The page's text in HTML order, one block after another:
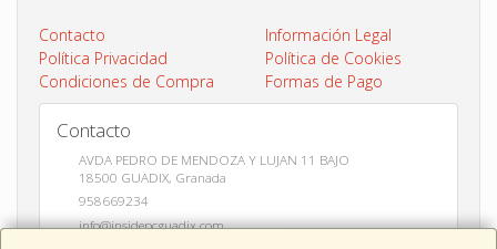
Contacto
Información Legal
Política Privacidad
Política de Cookies
Condiciones de Compra
Formas de Pago
Contacto
AVDA PEDRO DE MENDOZA Y LUJAN 11 BAJO
18500 GUADIX, Granada
958669234
info@insidepcguadix.com